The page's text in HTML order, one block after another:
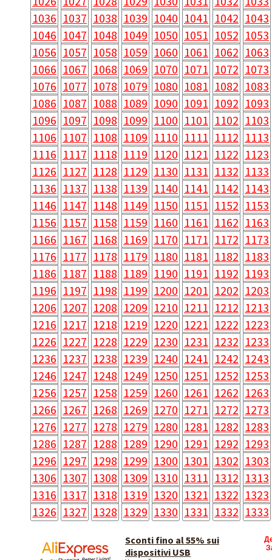
1036 1037 1038 1039 1040 1041 1042 1043
1046 1047 1048 1049 1050 1051 1052 1053
1056 1057 1058 1059 1060 1061 1062 1063
1066 1067 1068 1069 1070 1071 1072 1073
1076 1077 1078 1079 1080 1081 1082 1083
1086 1087 1088 1089 1090 1091 1092 1093
1096 1097 1098 1099 1100 1101 1102 1103
1106 1107 1108 1109 1110 1111 1112 1113
1116 1117 1118 1119 1120 1121 1122 1123
1126 1127 1128 1129 1130 1131 1132 1133
1136 1137 1138 1139 1140 1141 1142 1143
1146 1147 1148 1149 1150 1151 1152 1153
1156 1157 1158 1159 1160 1161 1162 1163
1166 1167 1168 1169 1170 1171 1172 1173
1176 1177 1178 1179 1180 1181 1182 1183
1186 1187 1188 1189 1190 1191 1192 1193
1196 1197 1198 1199 1200 1201 1202 1203
1206 1207 1208 1209 1210 1211 1212 1213
1216 1217 1218 1219 1220 1221 1222 1223
1226 1227 1228 1229 1230 1231 1232 1233
1236 1237 1238 1239 1240 1241 1242 1243
1246 1247 1248 1249 1250 1251 1252 1253
1256 1257 1258 1259 1260 1261 1262 1263
1266 1267 1268 1269 1270 1271 1272 1273
1276 1277 1278 1279 1280 1281 1282 1283
1286 1287 1288 1289 1290 1291 1292 1293
1296 1297 1298 1299 1300 1301 1302 1303
1306 1307 1308 1309 1310 1311 1312 1313
1316 1317 1318 1319 1320 1321 1322 1323
1326 1327 1328 1329 1330 1331 1332 1333
Sconti fino al 55% sui
dispositivi USB